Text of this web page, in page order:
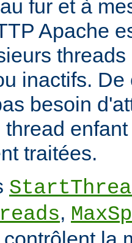
fur et à
Apache
inactifs.
besoin
traitées.
,